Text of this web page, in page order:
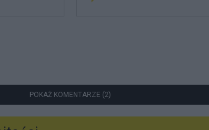
POKAŻ KOMENTARZE (2)